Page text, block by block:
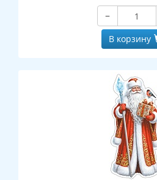
−
В корзину